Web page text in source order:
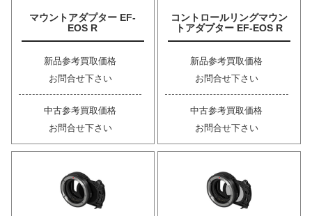
マウントアダプター EF-
EOS R
新品参考買取価格
お問合せ下さい
中古参考買取価格
お問合せ下さい
コントロールリングマウン
トアダプター EF-EOS R
新品参考買取価格
お問合せ下さい
中古参考買取価格
お問合せ下さい